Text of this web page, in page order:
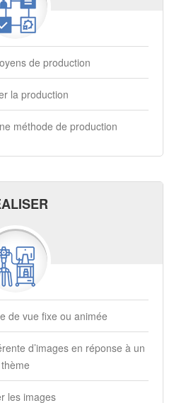
de production
la production
méthode de production
de vue fixe ou animée
d’images en réponse à un
thème
les images